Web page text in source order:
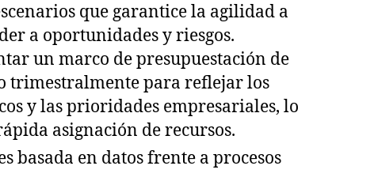
que garantice la agilidad a
a oportunidades y riesgos.
un marco de presupuestación de
trimestralmente para reflejar los
y las prioridades empresariales, lo
asignación de recursos.
basada en datos frente a procesos